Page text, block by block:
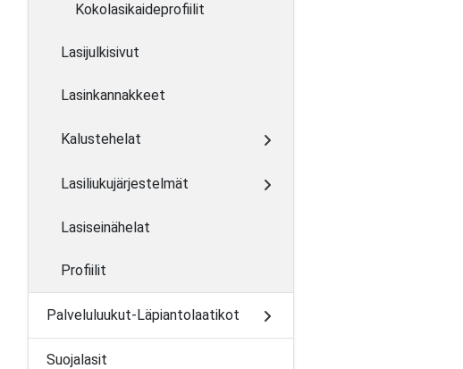
Kokolasikaideprofiilit
Lasijulkisivut
Lasinkannakkeet
Kalustehelat
Lasiliukujärjestelmät
Lasiseinähelat
Profiilit
Palveluluukut-Läpiantolaatikot
Suojalasit